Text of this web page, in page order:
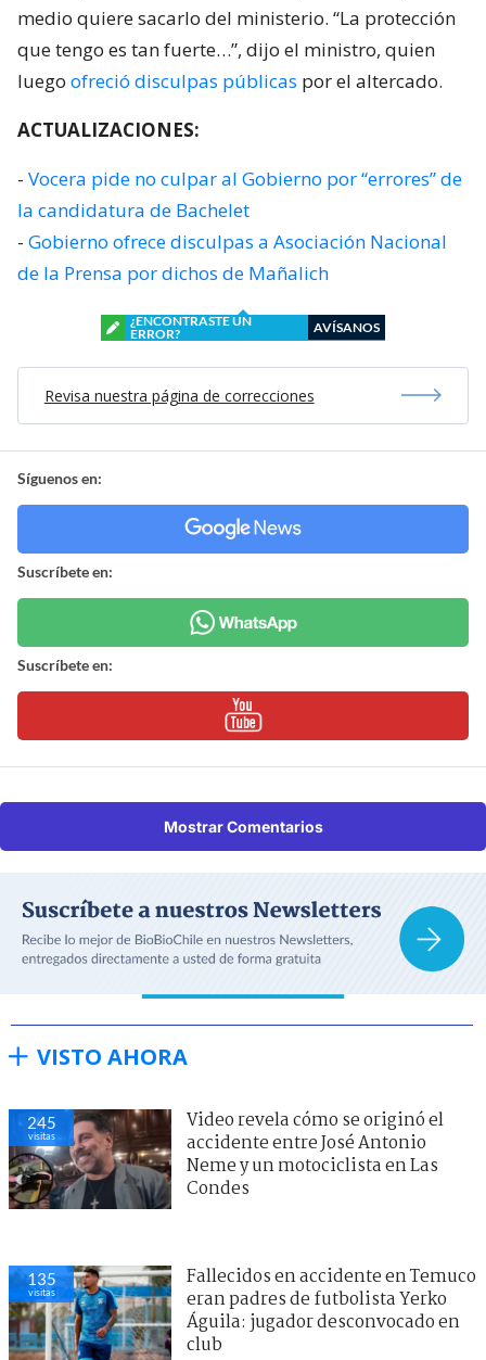
medio quiere sacarlo del ministerio. “La protección
que tengo es tan fuerte…”, dijo el ministro, quien
luego ofreció disculpas públicas por el altercado.
ACTUALIZACIONES:
- Vocera pide no culpar al Gobierno por “errores” de
la candidatura de Bachelet
- Gobierno ofrece disculpas a Asociación Nacional
de la Prensa por dichos de Mañalich
¿ENCONTRASTE UN
ERROR?
AVÍSANOS
Revisa nuestra página de correcciones
Síguenos en:
Suscríbete en:
Suscríbete en:
Mostrar Comentarios
VISTO AHORA
245
visitas
Video revela cómo se originó el
accidente entre José Antonio
Neme y un motociclista en Las
Condes
135
visitas
Fallecidos en accidente en Temuco
eran padres de futbolista Yerko
Águila: jugador desconvocado en
club